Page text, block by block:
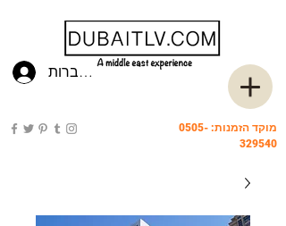
להתחברות
מוקד הזמנות: 0505-
329540